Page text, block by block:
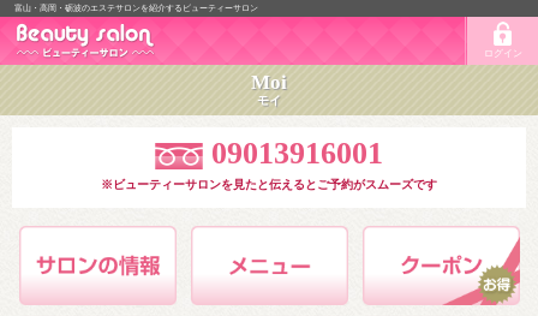
富山・高岡・砺波のエステサロンを紹介するビューティーサロン
ログイン
Moi
モイ
09013916001
※ビューティーサロンを見たと伝えるとご予約がスムーズです